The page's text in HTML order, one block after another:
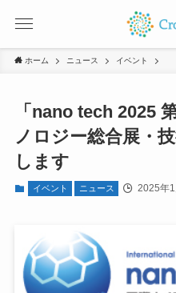
ホーム ニュース イベント
「nano tech 2025
ノロジー総合展・
します
イベント ニュース 2025年1